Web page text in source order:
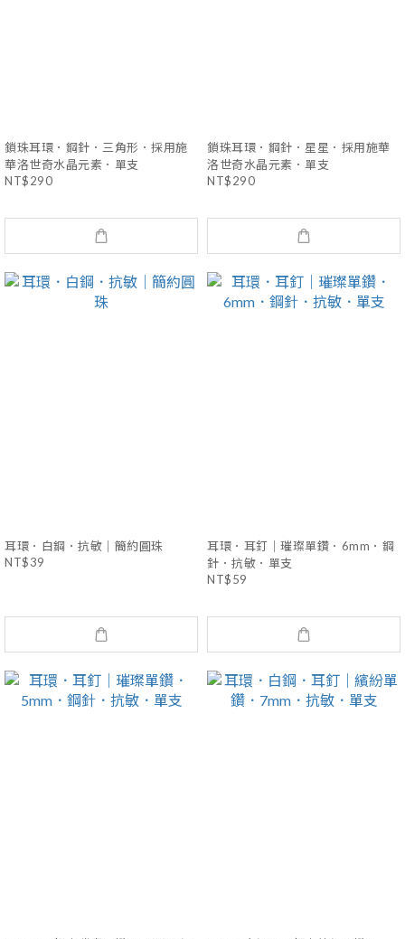
鎖珠耳環．鋼針．三角形．採用施
華洛世奇水晶元素．單支
NT$290
鎖珠耳環．鋼針．星星．採用施華
洛世奇水晶元素．單支
NT$290
耳環．白鋼．抗敏｜簡約圓珠
NT$39
耳環．耳釘｜璀璨單鑽．6mm．鋼
針．抗敏．單支
NT$59